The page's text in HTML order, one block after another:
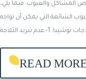
المشاكل والعيوب. فيما يلي،
التي يمكن أن تواجه
تبريد الثلاجة
READ